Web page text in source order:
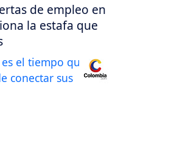
de empleo en
la estafa que